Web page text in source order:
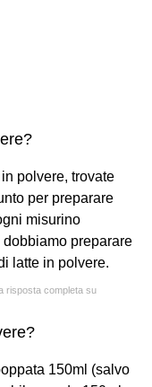
polvere, trovate
per preparare
misurino
preparare
latte in polvere.
risposta completa su
150ml (salvo